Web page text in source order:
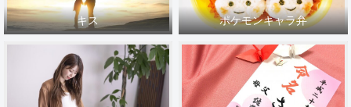
キス ポケモンキャラ弁